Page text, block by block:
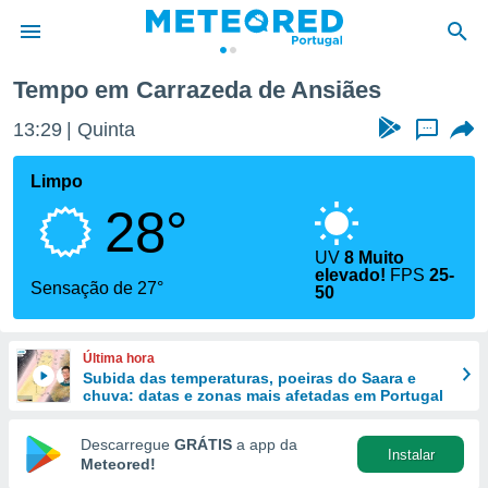
da
foi
fornecidas
a este
das
e
forma
digital
Tempo em Carrazeda de Ansiães
13:29 Quinta ...
Limpo
28°
Sensação de 27°
UV8 Muito
elevado! FPS25-
50
Última hora
Subida das temperaturas, poeiras do Saara e
chuva: datas e zonas mais afetadas em Portugal
Descarregue GRÁTIS a app da
Meteored!
Instalar